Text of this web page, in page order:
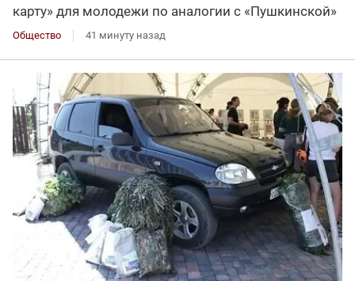
карту» для молодежи по аналогии с «Пушкинской»
Общество 41 минуту назад